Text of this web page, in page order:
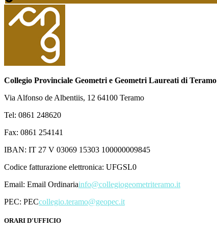
Collegio Provinciale Geometri e Geometri Laureati di Teramo
Via Alfonso de Albentiis, 12 64100 Teramo
Tel: 0861 248620
Fax: 0861 254141
IBAN: IT 27 V 03069 15303 100000009845
Codice fatturazione elettronica: UFGSL0
Email: Email Ordinariainfo@collegiogeometriteramo.it
PEC: PECcollegio.teramo@geopec.it
ORARI D'UFFICIO